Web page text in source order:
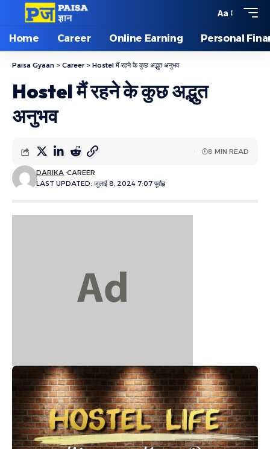
Aa
Home Career Online Earning Personal
Paisa Gyaan > Career> Hostel मैं रहने के कुछ अद्भुत अनुभव
Hostel मैं रहने के कुछ अद्भुत
अनुभव
LAST UPDATED: जुलाई 8, 2024 7:07 पूर्वाह्न
DARIKA CAREER
8 MIN READ